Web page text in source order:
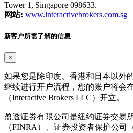
Tower 1, Singapore 098633.
网站: www.interactivebrokers.com.sg
新客户所需了解的信息
×
如果您是除印度、香港和日本以外
继续进行开户流程，您的账户将会
（Interactive Brokers LLC）开立。
盈透证劵有限公司是纽约证券交易
（FINRA）、证券投资者保护公司